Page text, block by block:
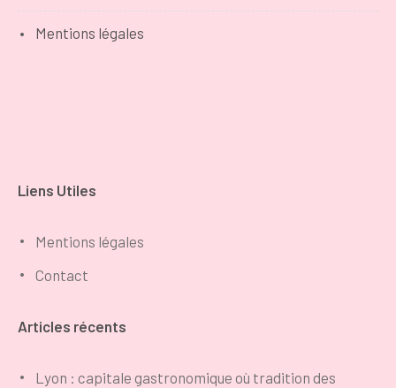
Mentions légales
Liens Utiles
Mentions légales
Contact
Articles récents
Lyon : capitale gastronomique où tradition des